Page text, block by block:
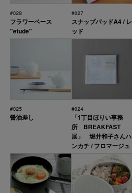
#028
フラワーベース
"etude"
#027
スナップパッドA4 / レ
ッド
#025
醤油差し
#024
「1丁目ほりい事務
所 BREAKFAST
展」 堀井和子さんハ
ンカチ / フロマージュ